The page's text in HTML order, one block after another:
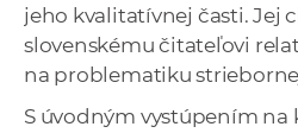
jeho kvalitatívnej časti. Jej
slovenskému čitateľovi
na problematiku
S úvodným vystúpením na